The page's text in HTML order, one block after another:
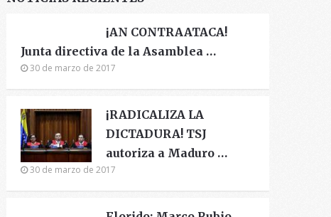
¡AN CONTRAATACA!
Junta directiva de la Asamblea …
30 de marzo de 2017
¡RADICALIZA LA
DICTADURA! TSJ
autoriza a Maduro …
30 de marzo de 2017